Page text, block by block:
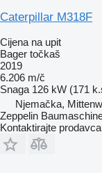
Caterpillar M318F
Cijena na upit
Bager točkaš
2019
6.206 m/č
Snaga 126 kW (171
Njemačka,
Zeppelin
Kontaktirajte prodavca